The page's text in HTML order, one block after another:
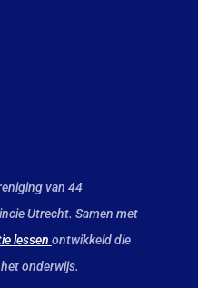
van 44
Utrecht. Samen met
lessen ontwikkeld die
onderwijs.